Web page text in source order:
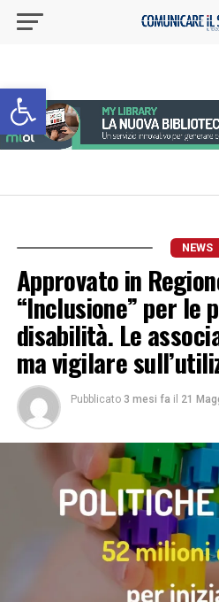
Apri la barra degli strumenti
NEWS
Approvato in
“Inclusione” per le
disabilità. Le
ma vigilare
Pubblicato 3 mesi fa il 21